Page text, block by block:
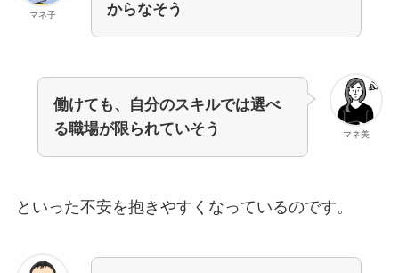
マネ子
からなそう
マネ美
働けても、自分のスキルでは選べ
る職場が限られていそう
といった不安を抱きやすくなっているのです。